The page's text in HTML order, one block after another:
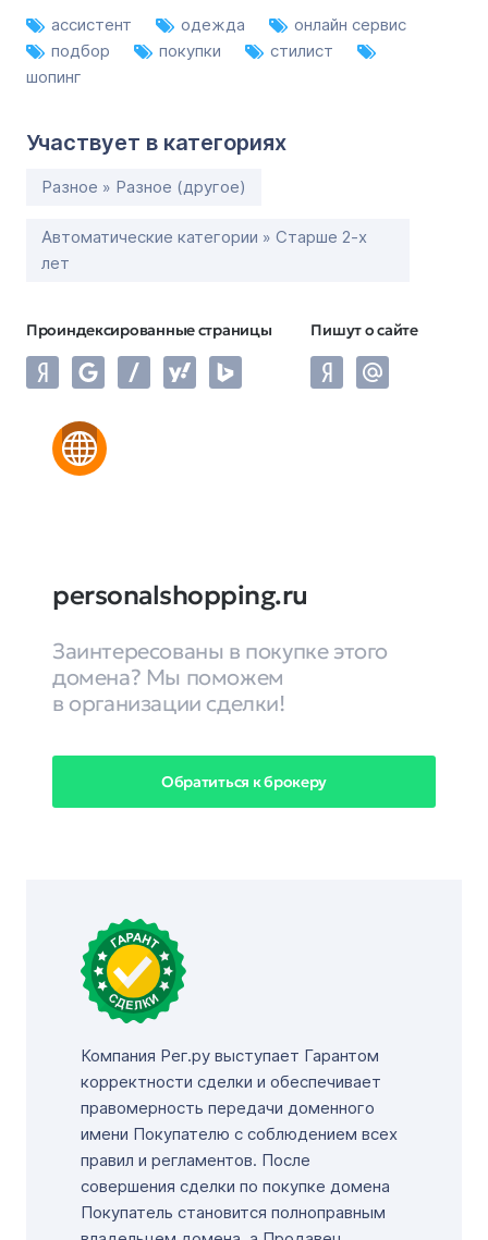
ассистент одежда
онлайн сервис
подбор
покупки
стилист
шопинг
Участвует в категориях
Разное » Разное (другое)
Автоматические категории » Старше 2-х
лет
Проиндексированные страницы Пишут о сайте
personalshopping.ru
Заинтересованы в покупке этого
домена? Мы поможем
в организации сделки!
Обратиться к брокеру
Компания Рег.ру выступает Гарантом
корректности сделки и обеспечивает
правомерность передачи доменного
имени Покупателю с соблюдением всех
правил и регламентов. После
совершения сделки по покупке домена
Покупатель становится полноправным